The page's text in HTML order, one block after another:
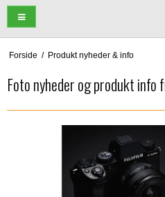
Forside / Produkt nyheder & info
Foto nyheder og produkt info